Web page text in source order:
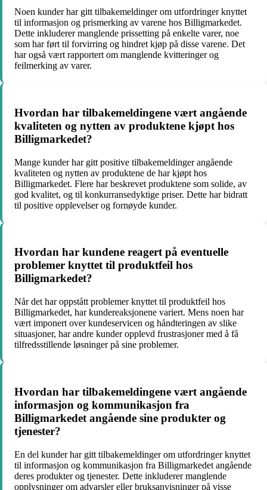
Noen kunder har gitt tilbakemeldinger om utfordringer knyttet
til informasjon og prismerking av varene hos Billigmarkedet.
Dette inkluderer manglende prissetting på enkelte varer, noe
som har ført til forvirring og hindret kjøp på disse varene. Det
har også vært rapportert om manglende kvitteringer og
feilmerking av varer.
Hvordan har tilbakemeldingene vært angående
kvaliteten og nytten av produktene kjøpt hos
Billigmarkedet?
Mange kunder har gitt positive tilbakemeldinger angående
kvaliteten og nytten av produktene de har kjøpt hos
Billigmarkedet. Flere har beskrevet produktene som solide, av
god kvalitet, og til konkurransedyktige priser. Dette har bidratt
til positive opplevelser og fornøyde kunder.
Hvordan har kundene reagert på eventuelle
problemer knyttet til produktfeil hos
Billigmarkedet?
Når det har oppstått problemer knyttet til produktfeil hos
Billigmarkedet, har kundereaksjonene variert. Mens noen har
vært imponert over kundeservicen og håndteringen av slike
situasjoner, har andre kunder opplevd frustrasjoner med å få
tilfredsstillende løsninger på sine problemer.
Hvordan har tilbakemeldingene vært angående
informasjon og kommunikasjon fra
Billigmarkedet angående sine produkter og
tjenester?
En del kunder har gitt tilbakemeldinger om utfordringer knyttet
til informasjon og kommunikasjon fra Billigmarkedet angående
deres produkter og tjenester. Dette inkluderer manglende
opplysninger om advarsler eller bruksanvisninger på visse